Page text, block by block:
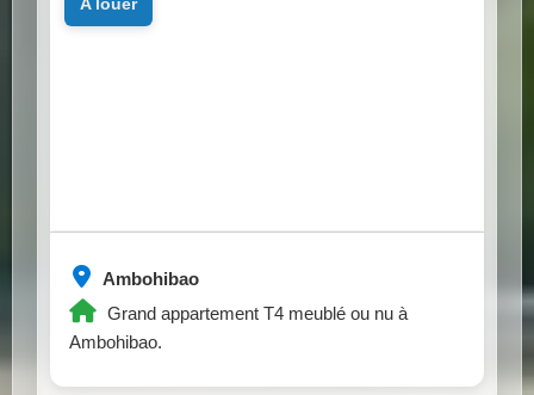
Ambohibao
Grand appartement T4 meublé ou nu à
Ambohibao.
a louer